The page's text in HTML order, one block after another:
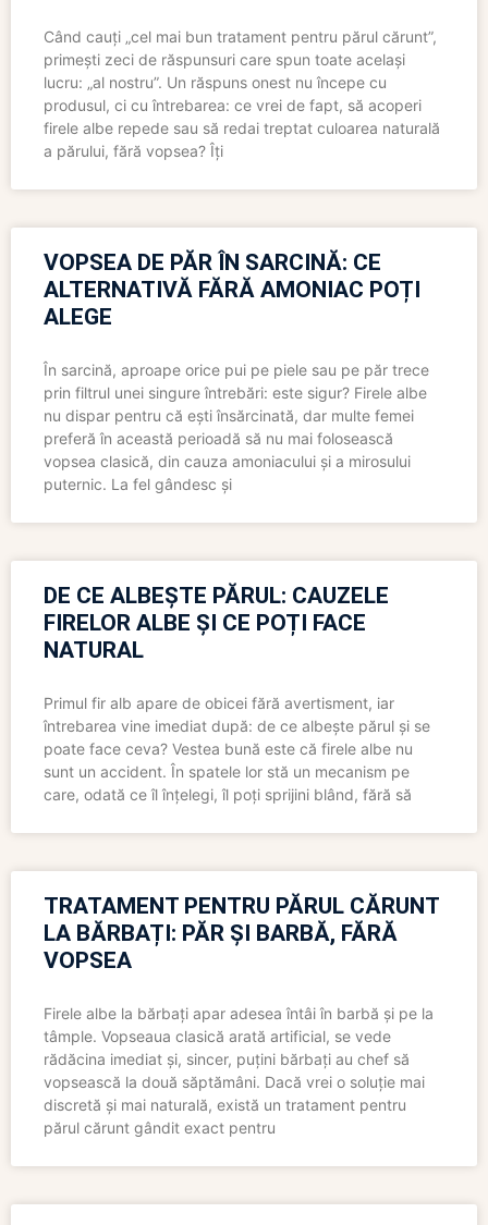
Când cauți „cel mai bun tratament pentru părul cărunt”,
primești zeci de răspunsuri care spun toate același
lucru: „al nostru”. Un răspuns onest nu începe cu
produsul, ci cu întrebarea: ce vrei de fapt, să acoperi
firele albe repede sau să redai treptat culoarea naturală
a părului, fără vopsea? Îți
VOPSEA DE PĂR ÎN SARCINĂ: CE
ALTERNATIVĂ FĂRĂ AMONIAC POȚI
ALEGE
În sarcină, aproape orice pui pe piele sau pe păr trece
prin filtrul unei singure întrebări: este sigur? Firele albe
nu dispar pentru că ești însărcinată, dar multe femei
preferă în această perioadă să nu mai folosească
vopsea clasică, din cauza amoniacului și a mirosului
puternic. La fel gândesc și
DE CE ALBEȘTE PĂRUL: CAUZELE
FIRELOR ALBE ȘI CE POȚI FACE
NATURAL
Primul fir alb apare de obicei fără avertisment, iar
întrebarea vine imediat după: de ce albește părul și se
poate face ceva? Vestea bună este că firele albe nu
sunt un accident. În spatele lor stă un mecanism pe
care, odată ce îl înțelegi, îl poți sprijini blând, fără să
TRATAMENT PENTRU PĂRUL CĂRUNT
LA BĂRBAȚI: PĂR ȘI BARBĂ, FĂRĂ
VOPSEA
Firele albe la bărbați apar adesea întâi în barbă și pe la
tâmple. Vopseaua clasică arată artificial, se vede
rădăcina imediat și, sincer, puțini bărbați au chef să
vopsească la două săptămâni. Dacă vrei o soluție mai
discretă și mai naturală, există un tratament pentru
părul cărunt gândit exact pentru